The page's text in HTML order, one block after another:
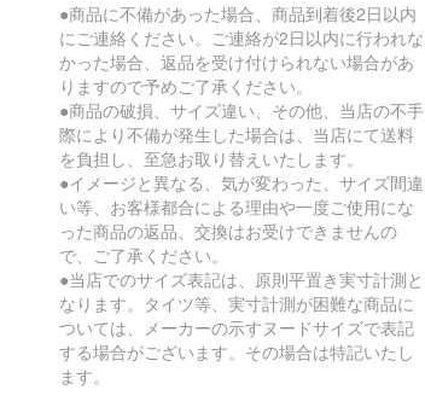
●商品に不備があった場合、商品到着後2日以内
にご連絡ください。ご連絡が2日以内に行われな
かった場合、返品を受け付けられない場合があ
りますので予めご了承ください。
●商品の破損、サイズ違い、その他、当店の不手
際により不備が発生した場合は、当店にて送料
を負担し、至急お取り替えいたします。
●イメージと異なる、気が変わった、サイズ間違
い等、お客様都合による理由や一度ご使用にな
った商品の返品、交換はお受けできませんの
で、ご了承ください。
●当店でのサイズ表記は、原則平置き実寸計測と
なります。タイツ等、実寸計測が困難な商品に
ついては、メーカーの示すヌードサイズで表記
する場合がございます。その場合は特記いたし
ます。